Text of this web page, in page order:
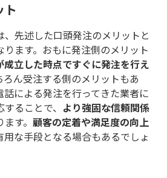
ト
先述した口頭発注のメリットと
ます。おもに発注側のメリット
成立した時点ですぐに発注を行え
ん受注する側のメリットもあ
話による発注を行ってきた業者に
ることで、 より強固な信頼関係
す。 顧客の定着や満足度の向上
用な手段となる場合もあるでしょ